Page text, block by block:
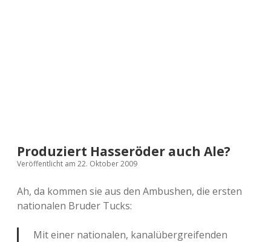
Produziert Hasseröder auch Ale?
Veröffentlicht am 22. Oktober 2009
Ah, da kommen sie aus den Ambushen, die ersten
nationalen Bruder Tucks:
Mit einer nationalen, kanalübergreifenden